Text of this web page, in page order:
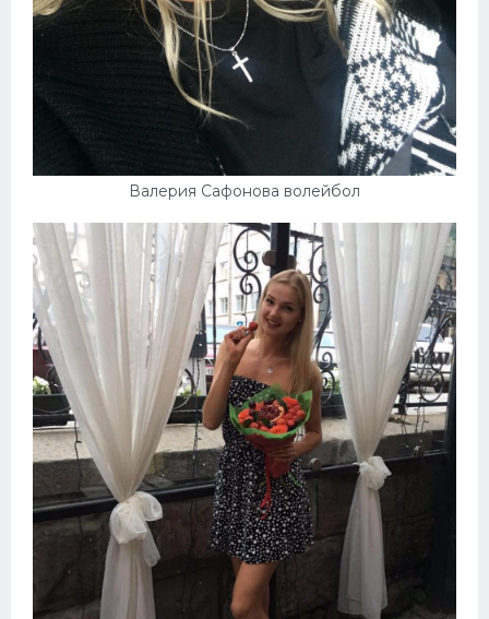
Валерия Сафонова волейбол